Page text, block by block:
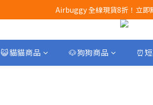
Airbuggy 全線現貨8折！立即
Airbuggy 全線現貨8折！立即
CURLI瑞士狗帶全款式3折！
買任何獅子砂可享半價加購獅
Airbuggy 全線現貨8折！立即
😺貓貓商品 🐶狗狗商品 ⏰